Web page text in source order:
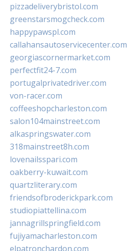
pizzadeliverybristol.com
greenstarsmogcheck.com
happypawspl.com
callahansautoservicecenter.com
georgiascornermarket.com
perfectfit24-7.com
portugalprivatedriver.com
von-racer.com
coffeeshopcharleston.com
salon104mainstreet.com
alkaspringswater.com
318mainstreet8h.com
lovenailsspari.com
oakberry-kuwait.com
quartzliterary.com
friendsofbroderickpark.com
studiopiattellina.com
jannagrillspringfield.com
fujiyamacharleston.com
elpatronchardon.com